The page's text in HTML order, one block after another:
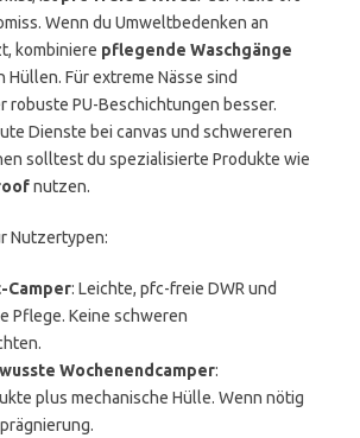
Wenn du Umweltbedenken an
kombiniere pflegende Waschgänge
Hüllen. Für extreme Nässe sind
robuste PU-Beschichtungen besser.
Dienste bei canvas und schwereren
solltest du spezialisierte Produkte wie
nutzen.
Nutzertypen:
Camper: Leichte, pfc-freie DWR und
Pflege. Keine schweren
Wochenendcamper:
plus mechanische Hülle. Wenn nötig